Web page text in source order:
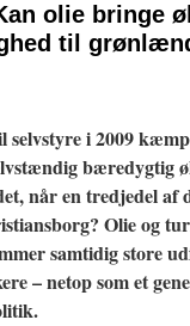
olie bringe
til
selvstyre i 2009
bæredygtig
når en tredjedel af
Olie og
samtidig store
– netop som et